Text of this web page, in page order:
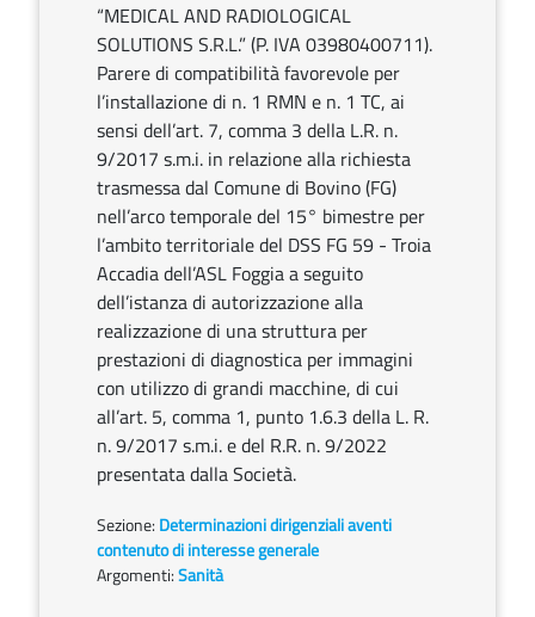
“MEDICAL AND RADIOLOGICAL
SOLUTIONS S.R.L.” (P. IVA 03980400711).
Parere di compatibilità favorevole per
l’installazione di n. 1 RMN e n. 1 TC, ai
sensi dell’art. 7, comma 3 della L.R. n.
9/2017 s.m.i. in relazione alla richiesta
trasmessa dal Comune di Bovino (FG)
nell’arco temporale del 15° bimestre per
l’ambito territoriale del DSS FG 59 - Troia
Accadia dell’ASL Foggia a seguito
dell’istanza di autorizzazione alla
realizzazione di una struttura per
prestazioni di diagnostica per immagini
con utilizzo di grandi macchine, di cui
all’art. 5, comma 1, punto 1.6.3 della L. R.
n. 9/2017 s.m.i. e del R.R. n. 9/2022
presentata dalla Società.
Sezione: Determinazioni dirigenziali aventi
contenuto di interesse generale
Argomenti:Sanità